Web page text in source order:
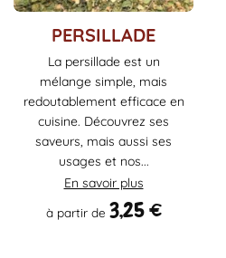
PERSILLADE
La persillade est un
mélange simple, mais
redoutablement efficace en
cuisine. Découvrez ses
saveurs, mais aussi ses
usages et nos...
En savoir plus
à partir de 3,25€
plusieurs
variations.
Les
options
peuvent